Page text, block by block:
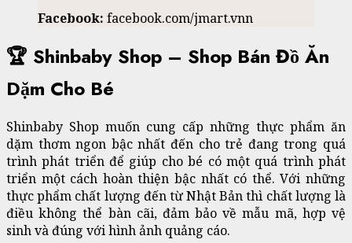
Facebook: facebook.com/jmart.vnn
🏆 Shinbaby Shop – Shop Bán Đồ Ăn
Dặm Cho Bé
Shinbaby Shop muốn cung cấp những thực phẩm ăn
dặm thơm ngon bậc nhất đến cho trẻ đang trong quá
trình phát triển để giúp cho bé có một quá trình phát
triển một cách hoàn thiện bậc nhất có thể. Với những
thực phẩm chất lượng đến từ Nhật Bản thì chất lượng là
điều không thể bàn cãi, đảm bảo về mẫu mã, hợp vệ
sinh và đúng với hình ảnh quảng cáo.